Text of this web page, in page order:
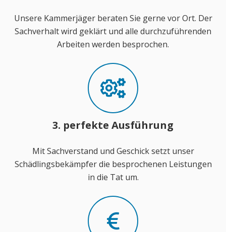
Unsere Kammerjäger beraten Sie gerne vor Ort. Der
Sachverhalt wird geklärt und alle durchzuführenden
Arbeiten werden besprochen.
3. perfekte Ausführung
Mit Sachverstand und Geschick setzt unser
Schädlingsbekämpfer die besprochenen Leistungen
in die Tat um.